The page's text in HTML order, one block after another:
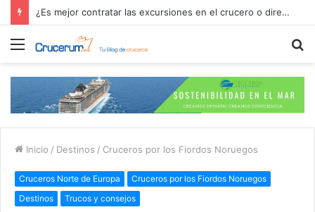
¿Es mejor contratar las excursiones en el crucero o directamente en el puerto?
Menú
Inicio / Destinos / Cruceros por los Fiordos Noruegos
Cruceros Norte de Europa
Cruceros por los Fiordos Noruegos
Destinos
Trucos y consejos